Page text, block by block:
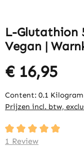
L-Glutathion
Vegan |
€ 16,95
Content: 0.1 Kilogram
Prijzen incl. btw,
Average rating of 5
1 Review